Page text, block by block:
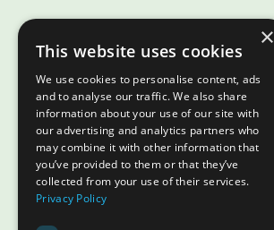
×
This website uses cookies
We use cookies to personalise content, ads
and to analyse our traffic. We also share
information about your use of our site with
our advertising and analytics partners who
may combine it with other information that
you’ve provided to them or that they’ve
collected from your use of their services.
Privacy Policy